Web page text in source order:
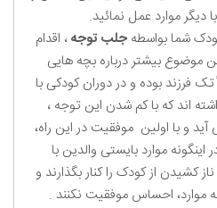
دیگر موارد عمل نمائید.
شما بواسطه جلب توجه، اقدام
موضوع بیشتر درباره بچه هایی
فرزند بوده و در دوران کودکی با
اند که با کم شدن این توجه ،
و با اولین موفقیت در این راه،
موارد بایستی والدین با
کشیدن از کودک را کنار بگذارند و
موارد، احساس موفقیت نکنند .